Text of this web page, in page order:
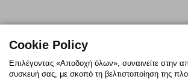
Cookie Policy
Επιλέγοντας «Αποδοχή όλων», συναινείτε στην
συσκευή σας, με σκοπό τη βελτιστοποίηση της